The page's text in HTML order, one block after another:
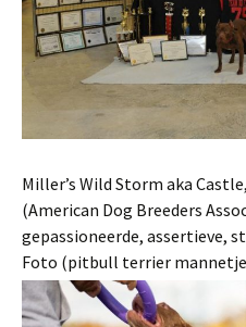
Miller’s Wild Storm aka
(American Dog Breeders
gepassioneerde, assertieve,
Foto (pitbull terrier